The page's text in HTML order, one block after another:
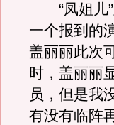
“凤姐儿”
一个报到的
盖丽丽此次
时，盖丽丽
员，但是我
有没有临阵